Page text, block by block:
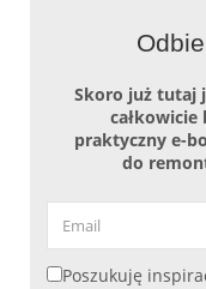
Skoro już tutaj
całkowicie
praktyczny e-
do
Poszukuję